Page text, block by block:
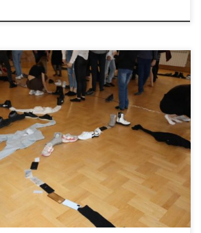
andrzejkowej spotkanie integracyjne
dekanatu. Nie mogło na nim zabraknąć
w zabawie uczestniczyło prawie 30 osób z
się od 17 do 21, udaną imprezę
Jasnogórskim. Wszyscy uczestnicy
następnego spotkania.